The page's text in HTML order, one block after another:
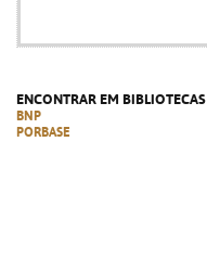
ENCONTRAR EM BIBLIOTECAS
BNP
PORBASE